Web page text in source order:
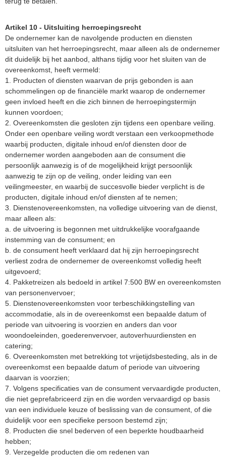
Artikel 10 - Uitsluiting herroepingsrecht
De ondernemer kan de navolgende producten en diensten
uitsluiten van het herroepingsrecht, maar alleen als de ondernemer
dit duidelijk bij het aanbod, althans tijdig voor het sluiten van de
overeenkomst, heeft vermeld:
1. Producten of diensten waarvan de prijs gebonden is aan
schommelingen op de financiële markt waarop de ondernemer
geen invloed heeft en die zich binnen de herroepingstermijn
kunnen voordoen;
2. Overeenkomsten die gesloten zijn tijdens een openbare veiling.
Onder een openbare veiling wordt verstaan een verkoopmethode
waarbij producten, digitale inhoud en/of diensten door de
ondernemer worden aangeboden aan de consument die
persoonlijk aanwezig is of de mogelijkheid krijgt persoonlijk
aanwezig te zijn op de veiling, onder leiding van een
veilingmeester, en waarbij de succesvolle bieder verplicht is de
producten, digitale inhoud en/of diensten af te nemen;
3. Dienstenovereenkomsten, na volledige uitvoering van de dienst,
maar alleen als:
a. de uitvoering is begonnen met uitdrukkelijke voorafgaande
instemming van de consument; en
b. de consument heeft verklaard dat hij zijn herroepingsrecht
verliest zodra de ondernemer de overeenkomst volledig heeft
uitgevoerd;
4. Pakketreizen als bedoeld in artikel 7:500 BW en overeenkomsten
van personenvervoer;
5. Dienstenovereenkomsten voor terbeschikkingstelling van
accommodatie, als in de overeenkomst een bepaalde datum of
periode van uitvoering is voorzien en anders dan voor
woondoeleinden, goederenvervoer, autoverhuurdiensten en
catering;
6. Overeenkomsten met betrekking tot vrijetijdsbesteding, als in de
overeenkomst een bepaalde datum of periode van uitvoering
daarvan is voorzien;
7. Volgens specificaties van de consument vervaardigde producten,
die niet geprefabriceerd zijn en die worden vervaardigd op basis
van een individuele keuze of beslissing van de consument, of die
duidelijk voor een specifieke persoon bestemd zijn;
8. Producten die snel bederven of een beperkte houdbaarheid
hebben;
9. Verzegelde producten die om redenen van